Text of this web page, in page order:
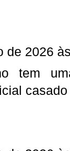
de 2026
tem
casado